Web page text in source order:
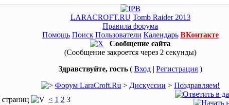
LARACROFT.RU Tomb Raider 2013
Правила форума
Помощь Поиск Пользователи Календарь ВКонтакте
Сообщение сайта
(Сообщение закроется через 2 секунды)
Здравствуйте, гость ( Вход | Регистрация )
Форум LaraCroft.Ru > Дискуссии > Поздравляем!
страниц
< 1 2 3